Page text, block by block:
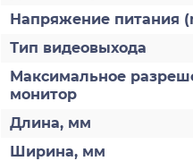
Напряжение питания
Тип видеовыхода
Максимальное
монитор
Длина, мм
Ширина, мм